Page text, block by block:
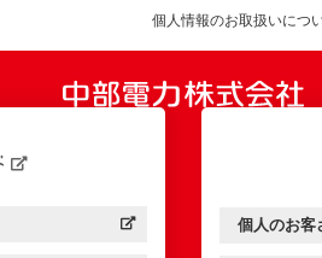
個人情報のお取扱いにつ
グリッド：
ドウを開きます） 中部電力ミ
個人のお客
（新しいウ